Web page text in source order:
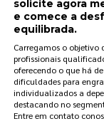
solicite agora
e comece a
equilibrada.
Carregamos o objetivo
profissionais
oferecendo o que há
dificuldades para
individualizados a
destacando no
Entre em contato